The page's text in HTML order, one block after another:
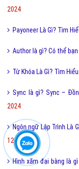
2024
Payoneer Là Gì? Tìm
Author là gì? Có thể
Từ Khóa Là Gì? Tìm
Sync là gì? Sync –
2024
Ngôn ngữ Lập Trình Là
12-2024
Hình xăm đại bàng là